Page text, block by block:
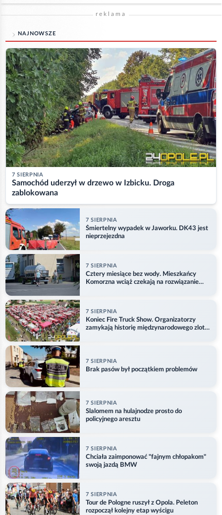
reklama
NAJNOWSZE
7 SIERPNIA
Samochód uderzył w drzewo w Izbicku. Droga
zablokowana
7 SIERPNIA
Śmiertelny wypadek w Jaworku. DK43 jest
nieprzejezdna
7 SIERPNIA
Cztery miesiące bez wody. Mieszkańcy
Komorzna wciąż czekają na rozwiązanie
7 SIERPNIA
Koniec Fire Truck Show. Organizatorzy
zamykają historię międzynarodowego zlotu
7 SIERPNIA
Brak pasów był początkiem problemów
7 SIERPNIA
Slalomem na hulajnodze prosto do
policyjnego aresztu
7 SIERPNIA
Chciała zaimponować "fajnym chłopakom"
swoją jazdą BMW
7 SIERPNIA
Tour de Pologne ruszył z Opola. Peleton
rozpoczął kolejny etap wyścigu